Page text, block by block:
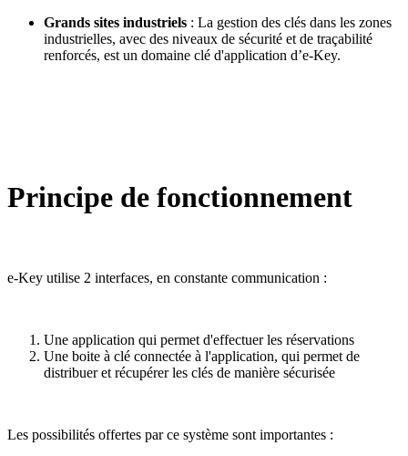
Grands sites industriels : La gestion des clés dans les zones
industrielles, avec des niveaux de sécurité et de traçabilité
renforcés, est un domaine clé d'application d’e-Key.
Principe de fonctionnement
e-Key utilise 2 interfaces, en constante communication :
Une application qui permet d'effectuer les réservations
Une boite à clé connectée à l'application, qui permet de
distribuer et récupérer les clés de manière sécurisée
Les possibilités offertes par ce système sont importantes :